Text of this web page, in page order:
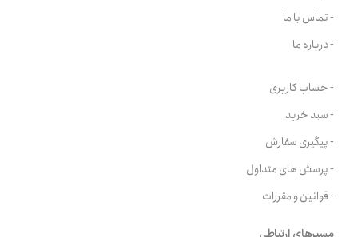
- تماس با ما
- درباره ما
- حساب کاربری
- سبد خرید
- پیگیری سفارش
- پرسش های متداول
- قوانین و مقررات